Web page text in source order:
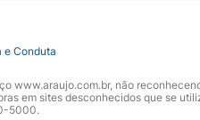
e Conduta
www.araujo.com.br, não
em sites desconhecidos que se
5000.